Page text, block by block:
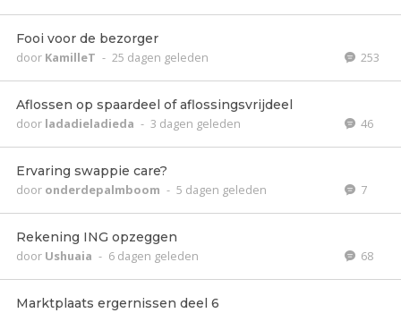
Fooi voor de bezorger
door KamilleT - 25 dagen geleden 253
Aflossen op spaardeel of aflossingsvrijdeel
door ladadieladieda - 3 dagen geleden 46
Ervaring swappie care?
door onderdepalmboom - 5 dagen geleden 7
Rekening ING opzeggen
door Ushuaia - 6 dagen geleden 68
Marktplaats ergernissen deel 6